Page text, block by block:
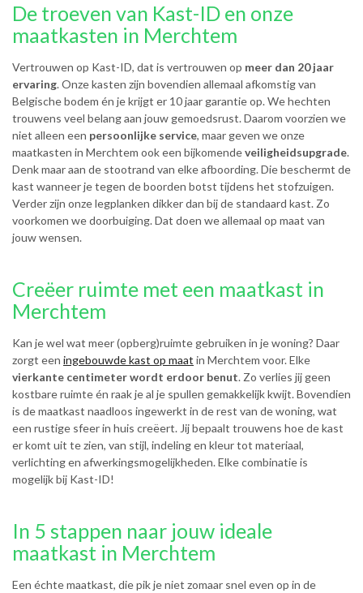
De troeven van Kast-ID en onze
maatkasten in Merchtem
Vertrouwen op Kast-ID, dat is vertrouwen op meer dan 20 jaar
ervaring. Onze kasten zijn bovendien allemaal afkomstig van
Belgische bodem én je krijgt er 10 jaar garantie op. We hechten
trouwens veel belang aan jouw gemoedsrust. Daarom voorzien we
niet alleen een persoonlijke service, maar geven we onze
maatkasten in Merchtem ook een bijkomendeveiligheidsupgrade.
Denk maar aan de stootrand van elke afboording. Die beschermt de
kast wanneer je tegen de boorden botst tijdens het stofzuigen.
Verder zijn onze legplanken dikker dan bij de standaard kast. Zo
voorkomen we doorbuiging. Dat doen we allemaal op maat van
jouw wensen.
Creëer ruimte met een maatkast in
Merchtem
Kan je wel wat meer (opberg)ruimte gebruiken in je woning? Daar
zorgt een ingebouwde kast op maat in Merchtem voor. Elke
vierkante centimeter wordt erdoor benut. Zo verlies jij geen
kostbare ruimte én raak je al je spullen gemakkelijk kwijt. Bovendien
is de maatkast naadloos ingewerkt in de rest van de woning, wat
een rustige sfeer in huis creëert. Jij bepaalt trouwens hoe de kast
er komt uit te zien, van stijl, indeling en kleur tot materiaal,
verlichting en afwerkingsmogelijkheden. Elke combinatie is
mogelijk bij Kast-ID!
In 5 stappen naar jouw ideale
maatkast in Merchtem
Een échte maatkast, die pik je niet zomaar snel even op in de